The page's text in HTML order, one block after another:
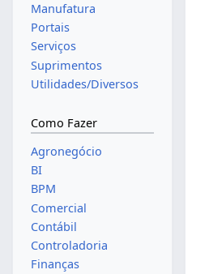
Manufatura
Portais
Serviços
Suprimentos
Utilidades/Diversos
Como Fazer
Agronegócio
BI
BPM
Comercial
Contábil
Controladoria
Finanças